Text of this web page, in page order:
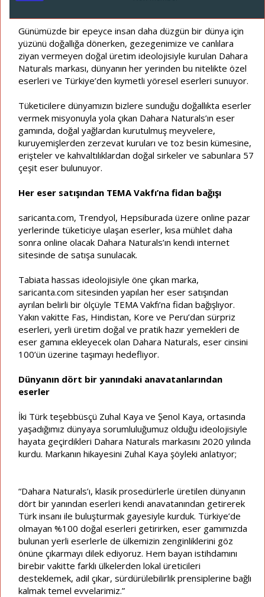
ş
r
i
h
Günümüzde bir epeyce insan daha düzgün bir dünya için
yüzünü doğallığa dönerken, gezegenimize ve canlılara
ziyan vermeyen doğal üretim ideolojisiyle kurulan Dahara
Naturals markası, dünyanın her yerinden bu nitelikte özel
eserleri ve Türkiye’den kıymetli yöresel eserleri sunuyor.
Tüketicilere dünyamızın bizlere sunduğu doğallıkta eserler
vermek misyonuyla yola çıkan Dahara Naturals’ın eser
gamında, doğal yağlardan kurutulmuş meyvelere,
kuruyemişlerden zerzevat kuruları ve toz besin kümesine,
erişteler ve kahvaltılıklardan doğal sirkeler ve sabunlara 57
çeşit eser bulunuyor.
Her eser satışından TEMA Vakfı’na fidan bağışı
saricanta.com, Trendyol, Hepsiburada üzere online pazar
yerlerinde tüketiciye ulaşan eserler, kısa mühlet daha
sonra online olacak Dahara Naturals’ın kendi internet
sitesinde de satışa sunulacak.
Tabiata hassas ideolojisiyle öne çıkan marka,
saricanta.com sitesinden yapılan her eser satışından
ayrılan belirli bir ölçüyle TEMA Vakfı’na fidan bağışlıyor.
Yakın vakitte Fas, Hindistan, Kore ve Peru’dan sürpriz
eserleri, yerli üretim doğal ve pratik hazır yemekleri de
eser gamına ekleyecek olan Dahara Naturals, eser cinsini
100’ün üzerine taşımayı hedefliyor.
Dünyanın dört bir yanındaki anavatanlarından
eserler
İki Türk teşebbüsçü Zuhal Kaya ve Şenol Kaya, ortasında
yaşadığımız dünyaya sorumluluğumuz olduğu ideolojisiyle
hayata geçirdikleri Dahara Naturals markasını 2020 yılında
kurdu. Markanın hikayesini Zuhal Kaya şöyleki anlatıyor;
“Dahara Naturals’ı, klasik prosedürlerle üretilen dünyanın
dört bir yanından eserleri kendi anavatanından getirerek
Türk insanı ile buluşturmak gayesiyle kurduk. Türkiye’de
olmayan %100 doğal eserleri getirirken, eser gamımızda
bulunan yerli eserlerle de ülkemizin zenginliklerini göz
önüne çıkarmayı dilek ediyoruz. Hem bayan istihdamını
birebir vakitte farklı ülkelerden lokal üreticileri
desteklemek, adil çıkar, sürdürülebilirlik prensiplerine bağlı
kalmak temel evvelarimiz.”